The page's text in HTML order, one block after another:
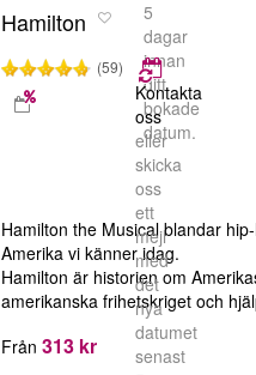
5
dagar
innan
ditt
bokade
datum.
Hamilton
(59)
Kontakta
oss
eller
skicka
oss
ett
mejl
med
det
nya
datumet
senast
Hamilton the Musical blandar
Amerika vi känner idag.
Hamilton är historien om
amerikanska frihetskriget och
Från 313 kr